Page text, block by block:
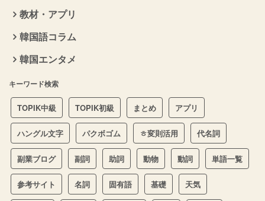
教材・アプリ
韓国語コラム
韓国エンタメ
キーワード検索
TOPIK中級 TOPIK初級 まとめ アプリ
ハングル文字 パクボゴム ㅎ変則活用 代名詞
副業ブログ 副詞 助詞 動物 動詞 単語一覧
参考サイト 名詞 固有語 基礎 天気